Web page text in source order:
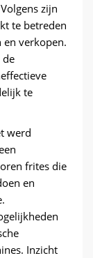
zijn
te betreden
verkopen.
de
te
werd
frites die
en
Inzicht